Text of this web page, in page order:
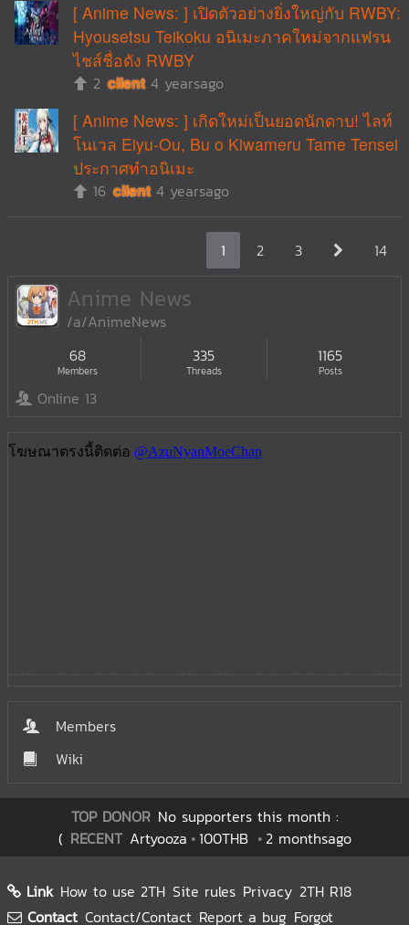
[ Anime News: ] เปิดตัวอย่างยิ่งใหญ่กับ RWBY:
Hyousetsu Teikoku อนิเมะภาคใหม่จากแฟรน
ไชส์ชื่อดัง RWBY
2 cilent 4 yearsago
[ Anime News: ] เกิดใหม่เป็นยอดนักดาบ! ไลท์
โนเวล Eiyu-Ou, Bu o Kiwameru Tame Tensei
ประกาศทำอนิเมะ
16 cilent 4 yearsago
1 2 3 14
Anime News
/a/AnimeNews
68
Members
335
Threads
1165
Posts
Online 13
Members
Wiki
TOP DONOR No supporters this month :
( RECENT Artyooza 100THB 2 monthsago
Link How to use 2TH Site rules Privacy 2TH R18
Contact Contact/Contact Report a bug Forgot